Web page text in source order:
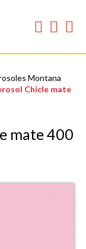
Montana
Chicle mate
mate 400